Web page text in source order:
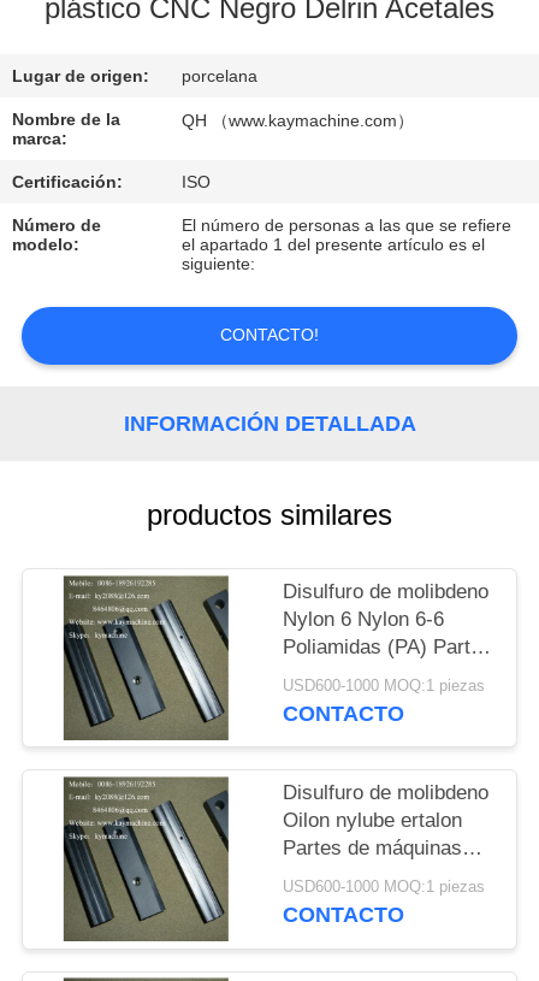
CONTROL
CALIDAD
CONTACTO
NOTICIAS
SOLICITAR
UNA
PRIVACY
POLICY
plástico CNC Negro Delrin Acetales
Lugar de origen: porcelana
Nombre de la
marca:
QH （www.kaymachine.com）
Certificación: ISO
Número de
modelo:
El número de personas a las que se refiere
el apartado 1 del presente artículo es el
siguiente:
CONTACTO!
INFORMACIÓN DETALLADA
productos similares
Disulfuro de molibdeno
Nylon 6 Nylon 6-6
Poliamidas (PA) Partes
de máquinas Ertalon
Nylatron Partes de
USD600-1000 MOQ:1 piezas
CONTACTO
Disulfuro de molibdeno
Oilon nylube ertalon
Partes de máquinas
Disulfuro de molibdeno
Ertalon y nylatron
USD600-1000 MOQ:1 piezas
CONTACTO